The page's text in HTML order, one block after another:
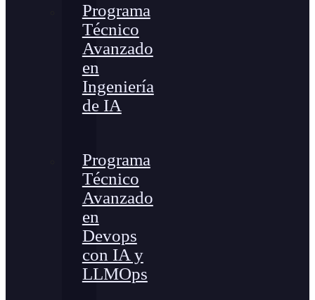
Programa
Técnico
Avanzado
en
Ingeniería
de IA
Programa
Técnico
Avanzado
en
Devops
con IA y
LLMOps